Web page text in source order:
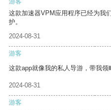
这款加速器VPM应用程序已经为我
护。
2024-08-31
游客
这款app就像我的私人导游，带我领
2024-08-31
游客